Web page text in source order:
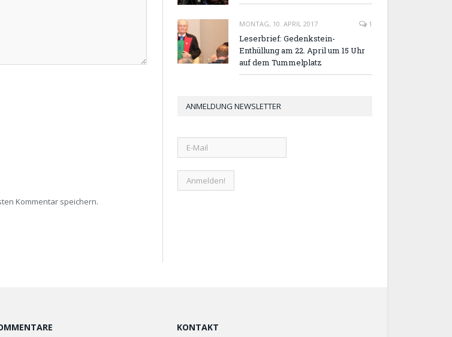
Kommentar speichern.
MONTAG, 10. APRIL 2017 1
Leserbrief: Gedenkstein-
Enthüllung am 22. April um 15 Uhr
auf dem Tummelplatz
ANMELDUNG NEWSLETTER
KONTAKT